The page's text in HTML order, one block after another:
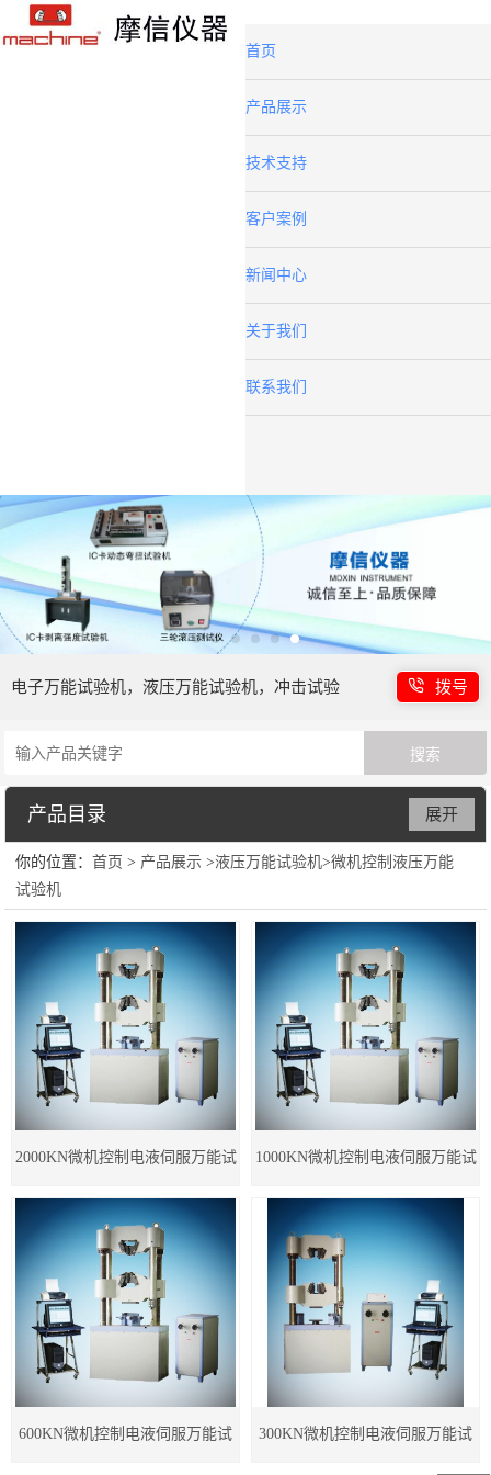
首页
产品展示
技术支持
客户案例
新闻中心
关于我们
联系我们
电子万能试验机，液压万能试验机，冲击试验
机等
拨号
产品目录
电子万能试验机
液压万能试验机
冲击强度试验机
紧固件检测仪器
电子扭转试验机
高低温控制试验机
塑料类检测仪器
橡胶类检测仪器
IC卡类检测仪器
计量箱检测仪器
展开
你的位置：首页 > 产品展示 >液压万能试验机>微机控制液压万能
试验机
2000KN微机控制电液伺服万能试
验机
1000KN微机控制电液伺服万能试
验机
600KN微机控制电液伺服万能试 300KN微机控制电液伺服万能试